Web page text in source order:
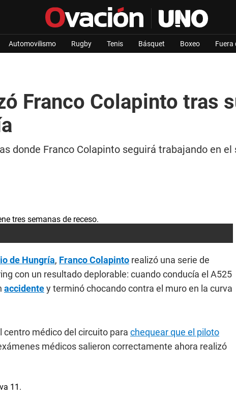
Automovilismo Rugby Tenis Básquet Boxeo Fuera
Franco Colapinto tras
donde Franco Colapinto seguirá trabajando en
de Hungría, Franco Colapinto realizó una serie de
con un resultado deplorable: cuando conducía el A525
accidentey terminó chocando contra el muro en la curva
médico del circuito para chequear que el piloto
médicos salieron correctamente ahora realizó